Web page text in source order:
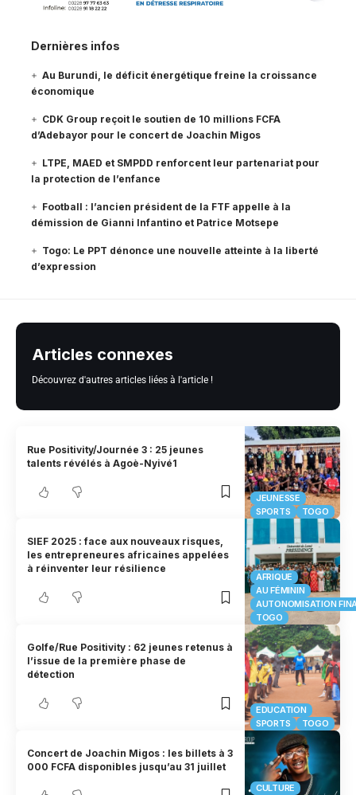
Dernières infos
Au Burundi, le déficit énergétique freine la croissance
économique
CDK Group reçoit le soutien de 10 millions FCFA
d’Adebayor pour le concert de Joachin Migos
LTPE, MAED et SMPDD renforcent leur partenariat pour
la protection de l’enfance
Football : l’ancien président de la FTF appelle à la
démission de Gianni Infantino et Patrice Motsepe
Togo: Le PPT dénonce une nouvelle atteinte à la liberté
d’expression
Articles connexes
Découvrez d'autres articles liées à l'article !
JEUNESSE
SPORTS
TOGO
Rue Positivity/Journée 3 : 25 jeunes
talents révélés à Agoè-Nyivé1
AFRIQUE
AU FÉMININ
AUTONOMISATION
TOGO
SIEF 2025 : face aux nouveaux risques,
les entrepreneures africaines appelées
à réinventer leur résilience
EDUCATION
SPORTS
TOGO
Golfe/Rue Positivity : 62 jeunes retenus à
l’issue de la première phase de
détection
CULTURE
Concert de Joachin Migos : les billets à 3
000 FCFA disponibles jusqu’au 31 juillet